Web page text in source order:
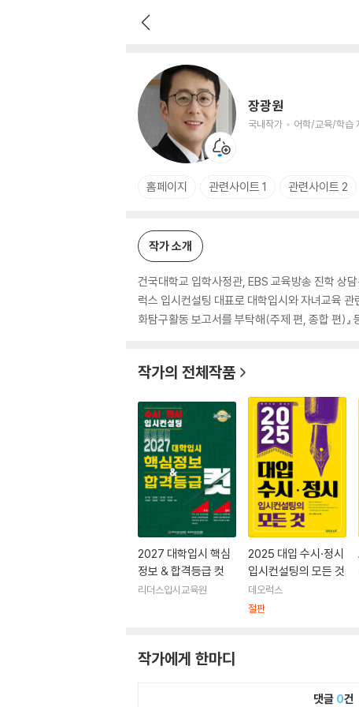
장광원
국내작가 어학/교육/학습
홈페이지 관련사이트 1 관련사이트 2
작가 소개
건국대학교 입학사정관, EBS 교육방송 진학 상
럭스 입시컨설팅 대표로 대학입시와 자녀교육 관
화탐구활동 보고서를 부탁해(주제 편, 종합 편)』
작가의 전체작품
2027 대학입시 핵심
정보 & 합격등급 컷
리더스입시교육원
2025 대입 수시·정시
입시컨설팅의 모든 것
데오럭스
절판
작가에게 한마디
댓글 0건